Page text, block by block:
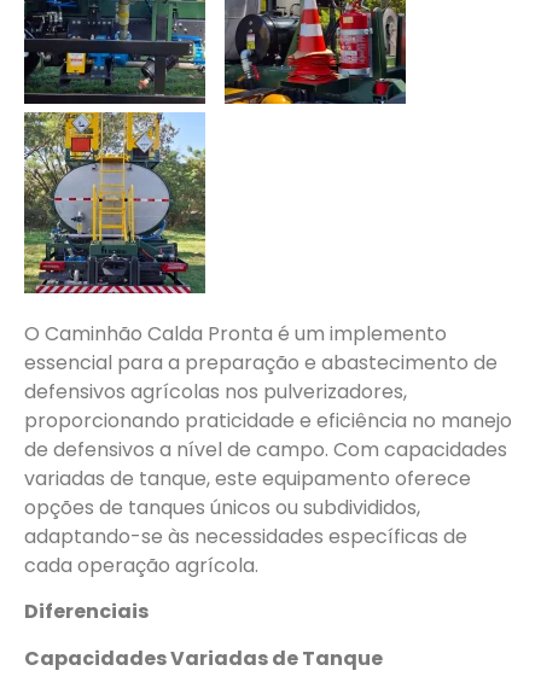
O Caminhão Calda Pronta é um implemento
essencial para a preparação e abastecimento de
defensivos agrícolas nos pulverizadores,
proporcionando praticidade e eficiência no manejo
de defensivos a nível de campo. Com capacidades
variadas de tanque, este equipamento oferece
opções de tanques únicos ou subdivididos,
adaptando-se às necessidades específicas de
cada operação agrícola.
Diferenciais
Capacidades Variadas de Tanque